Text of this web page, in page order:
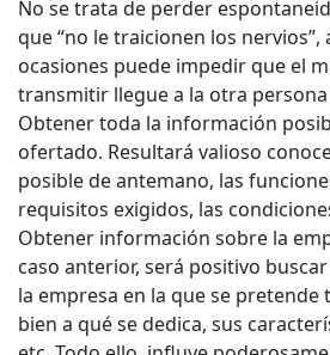
No se trata de perder
que “no le traicionen los nervios”,
ocasiones puede impedir que el
transmitir llegue a la otra
Obtener toda la información
ofertado. Resultará valioso
posible de antemano, las
requisitos exigidos, las
Obtener información sobre la
caso anterior, será positivo
la empresa en la que se pretende
bien a qué se dedica, sus